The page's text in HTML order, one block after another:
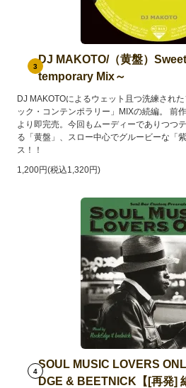
3
DJ MAKOTO/（黄盤）
temporary Mix～
DJ MAKOTOによるウェット且つ洗練され
ック・コンテンポラリー」MIXの続編。 前
より即完売。今回もムーディーでありつつ
る「黄盤」、スロー中心でグルービーな「
ス！！
1,200円(税込1,320円)
4
SOUL MUSIC LOVERS
DGE & BEETNICK【[再発]